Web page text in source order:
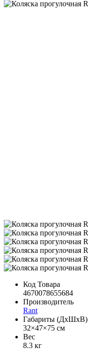
Код Товара
4670078655684
Производитель
Rant
Габариты (ДхШхВ)
32×47×75 см
Вес
8.3 кг